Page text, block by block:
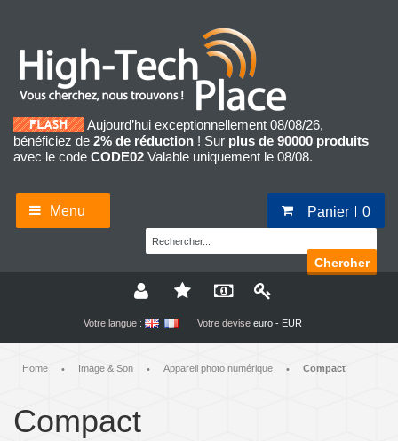
Aujourd’hui exceptionnellement 08/08/26,
bénéficiez de 2% de réduction ! Sur plus de 90000 produits
avec le code CODE02 Valable uniquement le 08/08.
Menu Panier 0
Chercher
Votre langue : Votre devise euro - EUR
Home • Image & Son • Appareil photo numérique • Compact
Compact